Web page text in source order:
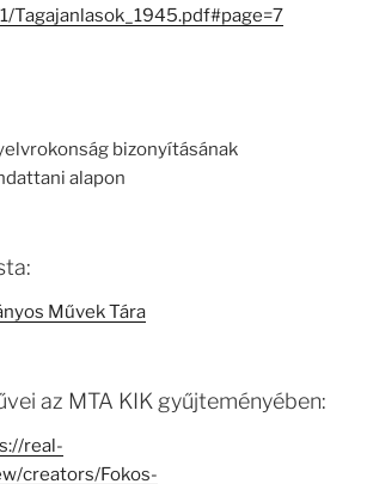
Tagajanlasok_1945.pdf#page=7
bizonyításának
alapon
Művek Tára
az MTA KIK gyűjteményében:
real-
creators/Fokos-